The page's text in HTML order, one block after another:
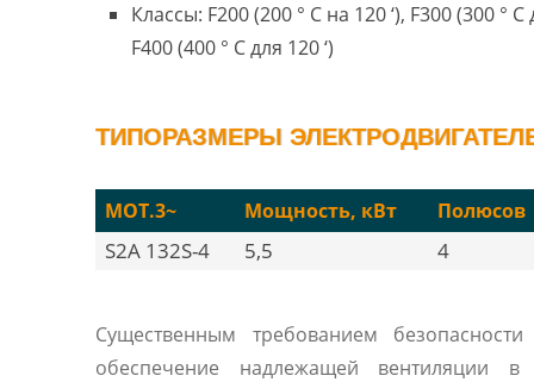
Классы: F200 (200 ° C на 120 ‘), F300 (300 ° C
F400 (400 ° C для 120 ‘)
ТИПОРАЗМЕРЫ
MOT.3~ Мощность, кВт Полюсов
S2A 132S-4 5,5 4
Существенным требованием безопасности
обеспечение надлежащей вентиляции